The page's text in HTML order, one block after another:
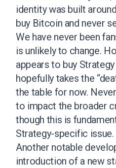
identity was built
buy Bitcoin and never
We have never been
is unlikely to change.
appears to buy
hopefully takes the
the table for now.
to impact the broader
though this is
Strategy-specific issue.
Another notable
introduction of a new